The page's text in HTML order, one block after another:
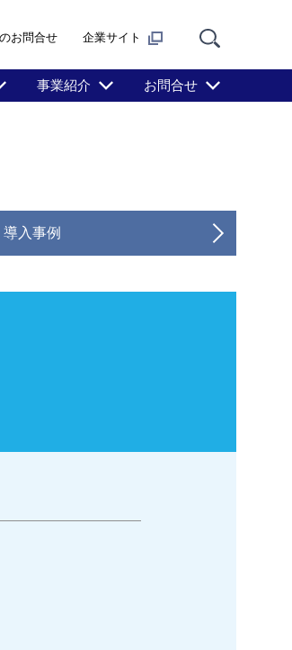
お問合せ 企業サイト
事業紹介 お問合せ
導入事例